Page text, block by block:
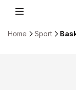
Home Sport